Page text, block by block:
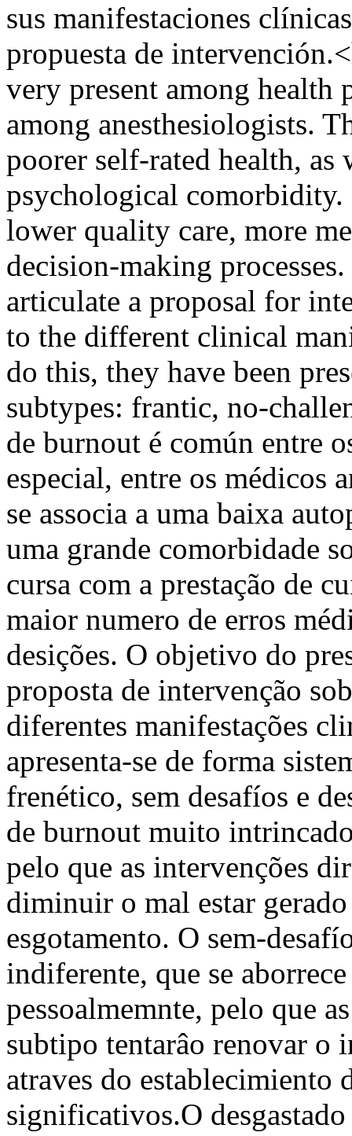
sus manifestaciones
propuesta de
very present among health
among anesthesiologists.
poorer self-rated health, as
psychological
lower quality care, more
decision-making
articulate a proposal for
to the different clinical
do this, they have been
subtypes: frantic, no-
de burnout é común entre
especial, entre os médicos
se associa a uma baixa
uma grande comorbidade
cursa com a prestação de
maior numero de erros
desições. O objetivo do
proposta de intervenção
diferentes manifestações
apresenta-se de forma
frenético, sem desafíos e
de burnout muito
pelo que as intervenções
diminuir o mal estar
esgotamento. O sem-
indiferente, que se
pessoalmemnte, pelo que
subtipo tentarâo renovar o
atraves do establecimiento
significativos.O